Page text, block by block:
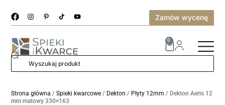
Zamów wycenę
0
Strona główna /Spieki kwarcowe / Dekton / Płyty 12mm / Dekton Aeris 12
mm matowy 330×163